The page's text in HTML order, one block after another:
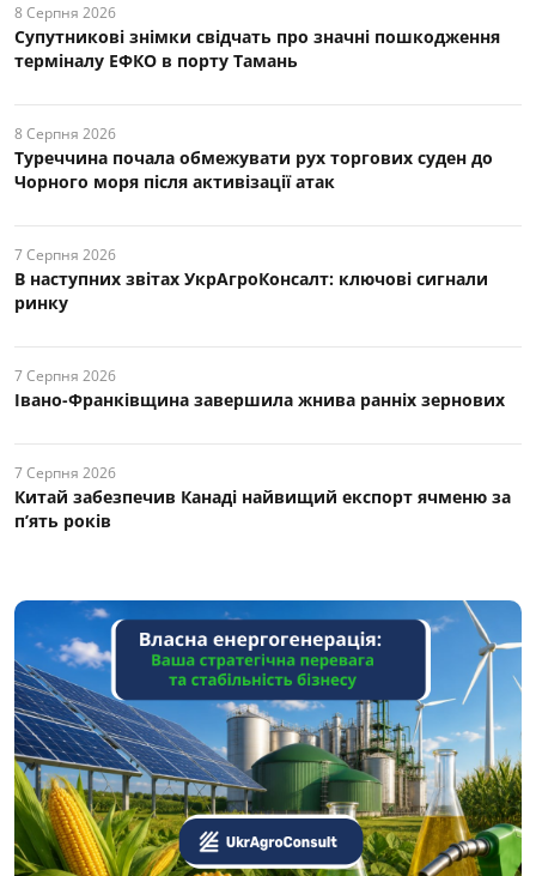
8 Серпня 2026
Супутникові знімки свідчать про значні пошкодження
терміналу ЕФКО в порту Тамань
8 Серпня 2026
Туреччина почала обмежувати рух торгових суден до
Чорного моря після активізації атак
7 Серпня 2026
В наступних звітах УкрАгроКонсалт: ключові cигнали
ринку
7 Серпня 2026
Івано-Франківщина завершила жнива ранніх зернових
7 Серпня 2026
Китай забезпечив Канаді найвищий експорт ячменю за
п’ять років